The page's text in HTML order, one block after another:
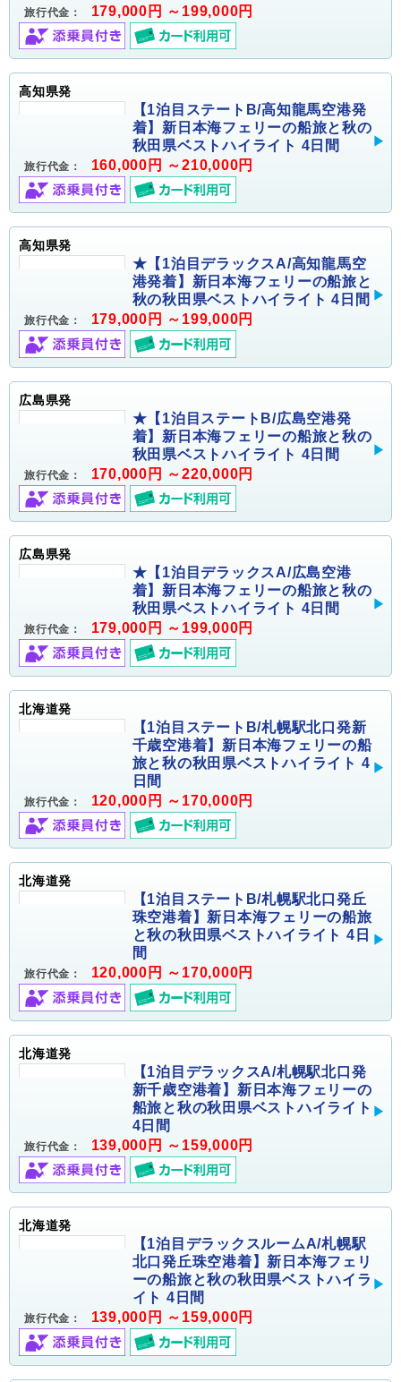
旅行代金： 179,000円 ～199,000円
高知県発
【1泊目ステートB/高知龍馬空港発
着】新日本海フェリーの船旅と秋の
秋田県ベストハイライト 4日間
旅行代金： 160,000円 ～210,000円
高知県発
★【1泊目デラックスA/高知龍馬空
港発着】新日本海フェリーの船旅と
秋の秋田県ベストハイライト 4日間
旅行代金： 179,000円 ～199,000円
広島県発
★【1泊目ステートB/広島空港発
着】新日本海フェリーの船旅と秋の
秋田県ベストハイライト 4日間
旅行代金： 170,000円 ～220,000円
広島県発
★【1泊目デラックスA/広島空港
着】新日本海フェリーの船旅と秋の
秋田県ベストハイライト 4日間
旅行代金： 179,000円 ～199,000円
北海道発
【1泊目ステートB/札幌駅北口発新
千歳空港着】新日本海フェリーの船
旅と秋の秋田県ベストハイライト 4
日間
旅行代金： 120,000円 ～170,000円
北海道発
【1泊目ステートB/札幌駅北口発丘
珠空港着】新日本海フェリーの船旅
と秋の秋田県ベストハイライト 4日
間
旅行代金： 120,000円 ～170,000円
北海道発
【1泊目デラックスA/札幌駅北口発
新千歳空港着】新日本海フェリーの
船旅と秋の秋田県ベストハイライト
4日間
旅行代金： 139,000円 ～159,000円
北海道発
【1泊目デラックスルームA/札幌駅
北口発丘珠空港着】新日本海フェリ
ーの船旅と秋の秋田県ベストハイラ
イト 4日間
旅行代金： 139,000円 ～159,000円